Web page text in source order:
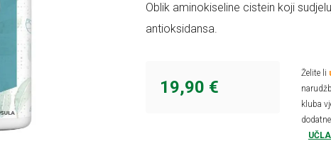
Oblik aminokiseline cistein koji
antioksidansa.
19,90 €
Želite li
kluba